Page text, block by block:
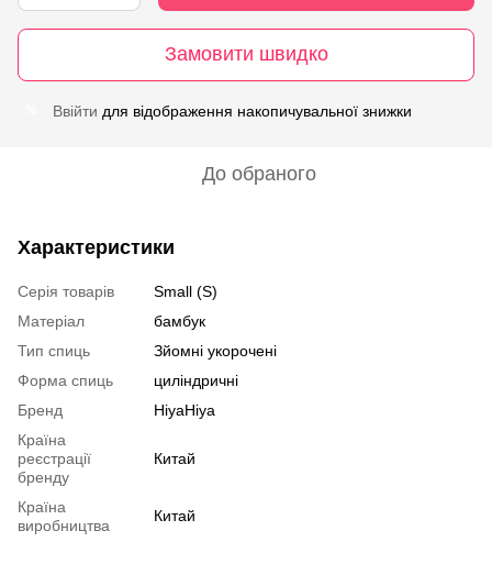
Замовити швидко
Ввійти для відображення накопичувальної знижки
До обраного
Характеристики
Серія товарів
Small (S)
Матеріал
бамбук
Тип спиць
Зйомні укорочені
Форма спиць
циліндричні
Бренд
HiyaHiya
Країна
реєстрації
бренду
Китай
Країна
виробництва
Китай